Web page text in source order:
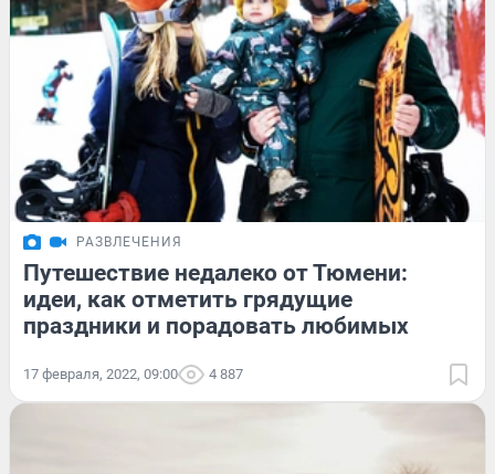
РАЗВЛЕЧЕНИЯ
Путешествие недалеко от Тюмени:
идеи, как отметить грядущие
праздники и порадовать любимых
17 февраля, 2022, 09:00 4 887